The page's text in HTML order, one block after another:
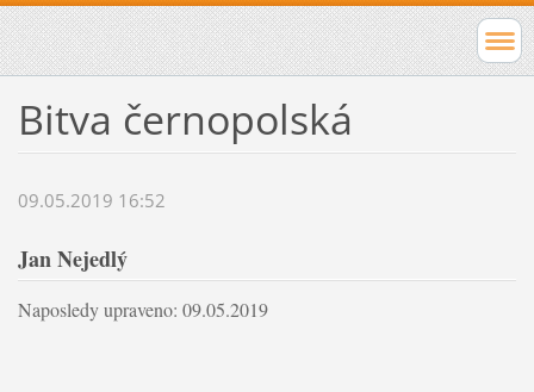
Bitva černopolská
09.05.2019 16:52
Jan Nejedlý
Naposledy upraveno: 09.05.2019